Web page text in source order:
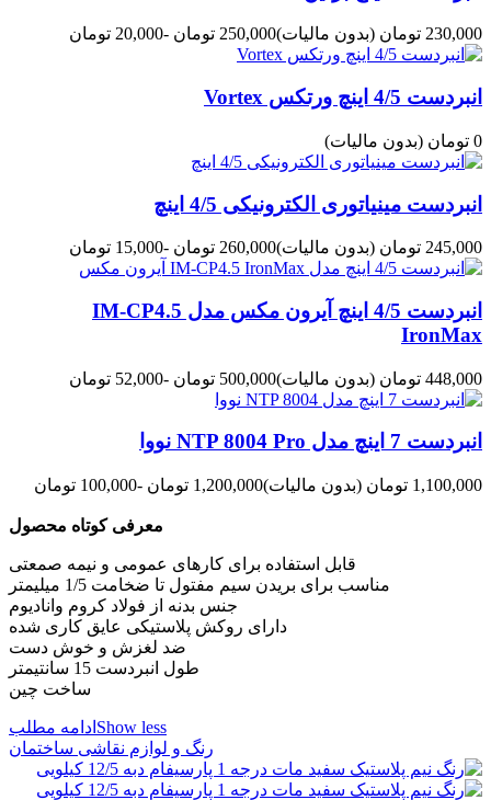
230,000 تومان (بدون مالیات)250,000 تومان -20,000 تومان
انبردست 4/5 اینچ ورتکس Vortex
0 تومان (بدون مالیات)
انبردست مینیاتوری الکترونیکی 4/5 اینچ
245,000 تومان (بدون مالیات)260,000 تومان -15,000 تومان
انبردست 4/5 اینچ آیرون مکس مدل IM-CP4.5
IronMax
448,000 تومان (بدون مالیات)500,000 تومان -52,000 تومان
انبردست 7 اینچ مدل NTP 8004 Pro نووا
1,100,000 تومان (بدون مالیات)1,200,000 تومان -100,000 تومان
معرفی کوتاه محصول
قابل استفاده برای کارهای عمومی و نیمه صمعتی
مناسب برای بریدن سیم مفتول تا ضخامت 1/5 میلیمتر
جنس بدنه از فولاد کروم وانادیوم
دارای روکش پلاستیکی عایق کاری شده
ضد لغزش و خوش دست
طول انبردست 15 سانتیمتر
ساخت چین
ادامه مطلب Show less
رنگ و لوازم نقاشی ساختمان